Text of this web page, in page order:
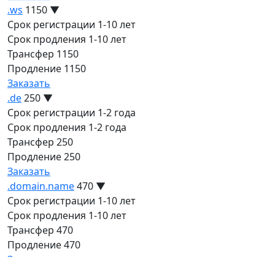
.ws 1150 ▼
Срок регистрации 1-10 лет
Срок продления 1-10 лет
Трансфер 1150
Продление 1150
Заказать
.de250 ▼
Срок регистрации 1-2 года
Срок продления 1-2 года
Трансфер 250
Продление250
Заказать
.domain.name470 ▼
Срок регистрации 1-10 лет
Срок продления 1-10 лет
Трансфер 470
Продление470